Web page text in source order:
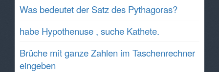
Was bedeutet der Satz des Pythagoras?
habe Hypothenuse , suche Kathete.
Brüche mit ganze Zahlen im Taschenrechner
eingeben